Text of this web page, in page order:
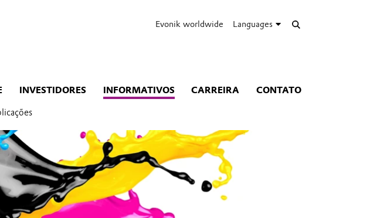
Evonik worldwide Languages
INVESTIDORES INFORMATIVOS CARREIRA CONTATO